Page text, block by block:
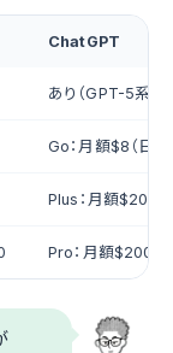
ChatGPT
あり（GPT-5系、
Go：月額$8（日
Plus：月額$20
Pro：月額$200